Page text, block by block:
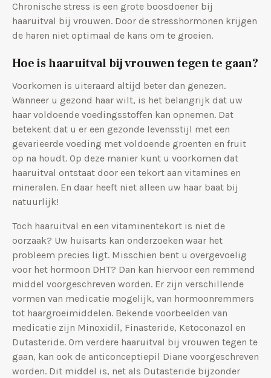
Chronische stress is een grote boosdoener bij
haaruitval bij vrouwen. Door de stresshormonen krijgen
de haren niet optimaal de kans om te groeien.
Hoe is haaruitval bij vrouwen tegen te gaan?
Voorkomen is uiteraard altijd beter dan genezen.
Wanneer u gezond haar wilt, is het belangrijk dat uw
haar voldoende voedingsstoffen kan opnemen. Dat
betekent dat u er een gezonde levensstijl met een
gevarieerde voeding met voldoende groenten en fruit
op na houdt. Op deze manier kunt u voorkomen dat
haaruitval ontstaat door een tekort aan vitamines en
mineralen. En daar heeft niet alleen uw haar baat bij
natuurlijk!
Toch haaruitval en een vitaminentekort is niet de
oorzaak? Uw huisarts kan onderzoeken waar het
probleem precies ligt. Misschien bent u overgevoelig
voor het hormoon DHT? Dan kan hiervoor een remmend
middel voorgeschreven worden. Er zijn verschillende
vormen van medicatie mogelijk, van hormoonremmers
tot haargroeimiddelen. Bekende voorbeelden van
medicatie zijn Minoxidil, Finasteride, Ketoconazol en
Dutasteride. Om verdere haaruitval bij vrouwen tegen te
gaan, kan ook de anticonceptiepil Diane voorgeschreven
worden. Dit middel is, net als Dutasteride bijzonder